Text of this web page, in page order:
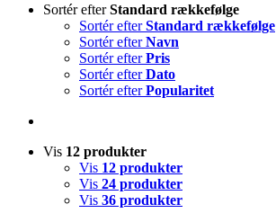
Sortér efterStandard rækkefølge
Sortér efterStandard rækkefølge
Sortér efterNavn
Sortér efterPris
Sortér efterDato
Sortér efterPopularitet
Vis 12 produkter
Vis 12 produkter
Vis 24 produkter
Vis 36 produkter